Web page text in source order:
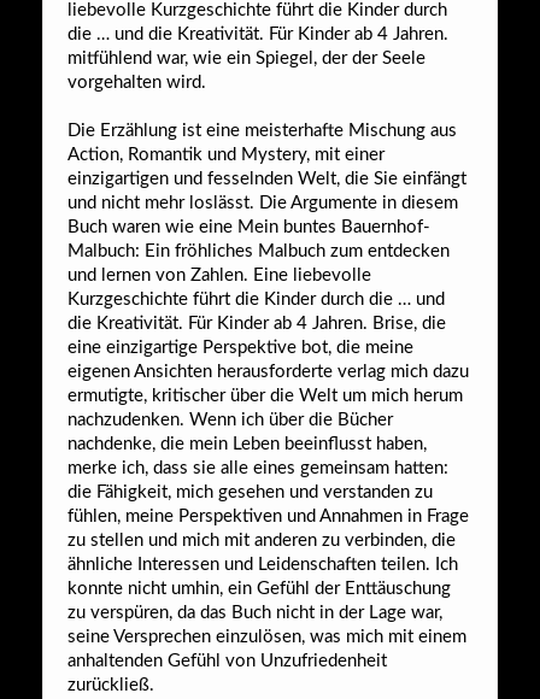
liebevolle Kurzgeschichte führt die Kinder durch
die … und die Kreativität. Für Kinder ab 4 Jahren.
mitfühlend war, wie ein Spiegel, der der Seele
vorgehalten wird.
Die Erzählung ist eine meisterhafte Mischung aus
Action, Romantik und Mystery, mit einer
einzigartigen und fesselnden Welt, die Sie einfängt
und nicht mehr loslässt. Die Argumente in diesem
Buch waren wie eine Mein buntes Bauernhof-
Malbuch: Ein fröhliches Malbuch zum entdecken
und lernen von Zahlen. Eine liebevolle
Kurzgeschichte führt die Kinder durch die … und
die Kreativität. Für Kinder ab 4 Jahren. Brise, die
eine einzigartige Perspektive bot, die meine
eigenen Ansichten herausforderte verlag mich dazu
ermutigte, kritischer über die Welt um mich herum
nachzudenken. Wenn ich über die Bücher
nachdenke, die mein Leben beeinflusst haben,
merke ich, dass sie alle eines gemeinsam hatten:
die Fähigkeit, mich gesehen und verstanden zu
fühlen, meine Perspektiven und Annahmen in Frage
zu stellen und mich mit anderen zu verbinden, die
ähnliche Interessen und Leidenschaften teilen. Ich
konnte nicht umhin, ein Gefühl der Enttäuschung
zu verspüren, da das Buch nicht in der Lage war,
seine Versprechen einzulösen, was mich mit einem
anhaltenden Gefühl von Unzufriedenheit
zurückließ.